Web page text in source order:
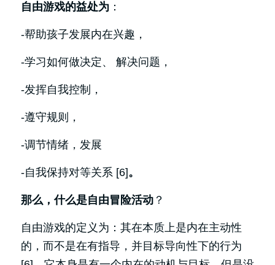
自由游戏的益处为 ：
-帮助孩子发展内在兴趣，
-学习如何做决定、 解决问题，
-发挥自我控制，
-遵守规则，
-调节情绪，发展
-自我保持对等关系 [6]。
那么，什么是自由冒险活动 ？
自由游戏的定义为：其在本质上是内在主动性
的，而不是在有指导，并目标导向性下的行为